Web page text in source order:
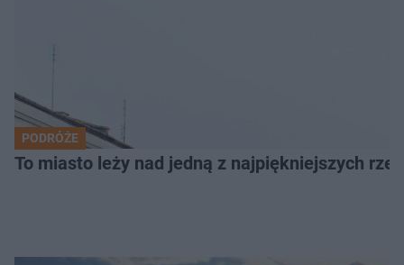
PODRÓŻE
To miasto leży nad jedną z najpiękniejszych